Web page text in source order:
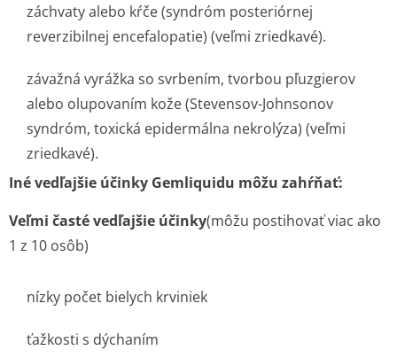
záchvaty alebo kŕče (syndróm posteriórnej
reverzibilnej encefalopatie) (veľmi zriedkavé).
závažná vyrážka so svrbením, tvorbou pľuzgierov
alebo olupovaním kože (Stevensov-Johnsonov
syndróm, toxická epidermálna nekrolýza) (veľmi
zriedkavé).
Iné vedľajšie účinky Gemliquidu môžu zahŕňať:
Veľmi časté vedľajšie účinky(môžu postihovať viac ako
1 z 10 osôb)
nízky počet bielych krviniek
ťažkosti s dýchaním